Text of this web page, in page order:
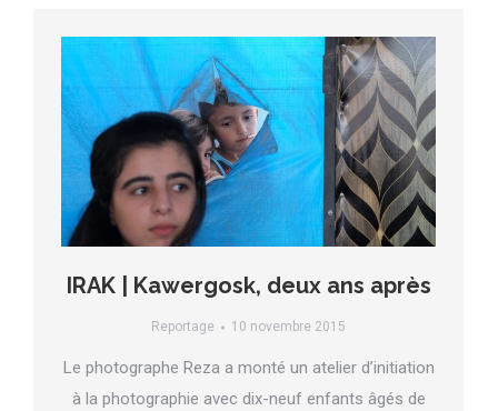
IRAK | Kawergosk, deux ans après
Reportage 10 novembre 2015
Le photographe Reza a monté un atelier d’initiation
à la photographie avec dix-neuf enfants âgés de